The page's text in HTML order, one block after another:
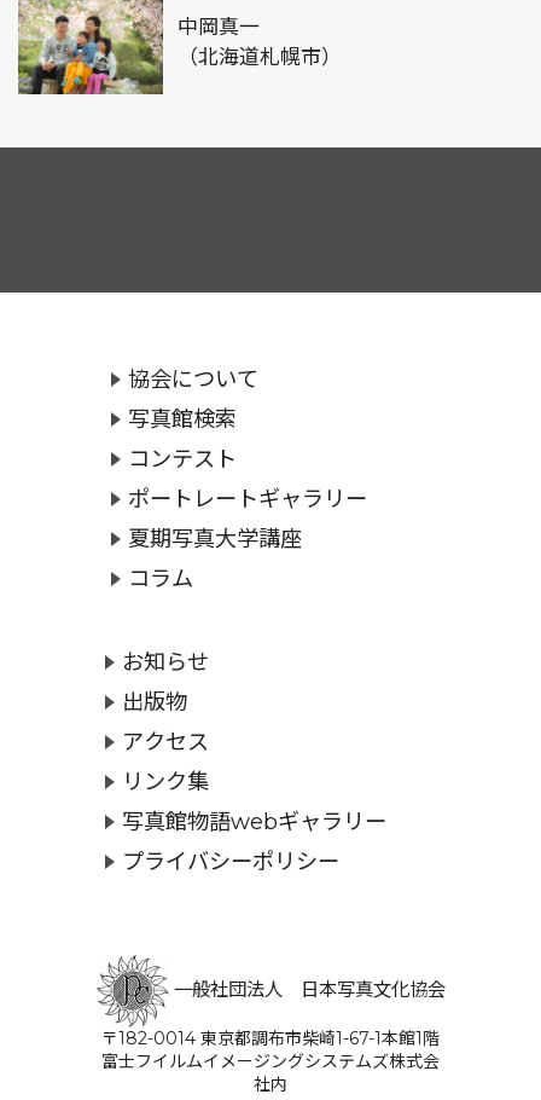
中岡真一
（北海道札幌市）
協会について
写真館検索
コンテスト
ポートレートギャラリー
夏期写真大学講座
コラム
お知らせ
出版物
アクセス
リンク集
写真館物語webギャラリー
プライバシーポリシー
一般社団法人 日本写真文化協会
〒182-0014 東京都調布市柴崎1-67-1本館1階
富士フイルムイメージングシステムズ株式会
社内